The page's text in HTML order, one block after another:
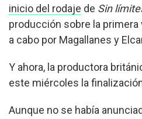
inicio del rodaje de Sin
producción sobre la primera
a cabo por Magallanes y
Y ahora, la productora
este miércoles la
Aunque no se había